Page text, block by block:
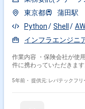
東京都
蒲田駅
Python
Shell
インフラエンジニ
作業内容 ・保険会社が使
件に携わっていただきます
5年前・ 提供元: レバテックフリ